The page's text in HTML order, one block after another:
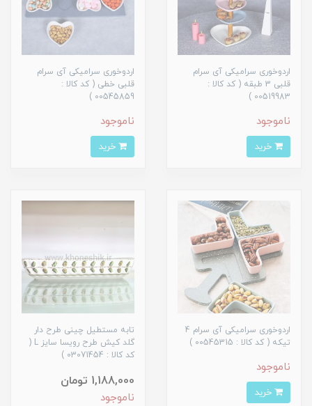
اردوخوری سرامیکی آی سرام
قلبی 3 طبقه ( کد کالا :
00519983 )
ناموجود
اردوخوری سرامیکی آی سرام
قلبی خطی ( کد کالا :
00545859 )
ناموجود
اردوخوری سرامیکی آی سرام 4
تیکه ( کد کالا : 00545315 )
ناموجود
تابه مستطیل چینی طرح دار
گلد کیش طرح رویسا سایز L (
کد کالا : 03071454 )
1,188,000 تومان
ناموجود